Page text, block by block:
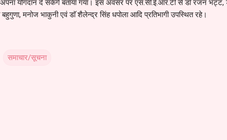
योगदान दे सकेगें बताया गया। इस अवसर पर एस.सी.ई.आर.टी से डाॅ रंजन भट्ट,
मनोज भाकुनी एवं डाॅ शैलेन्द्र सिंह धपोला आदि प्रतिभागी उपस्थित रहे।
समाचार/सूचना